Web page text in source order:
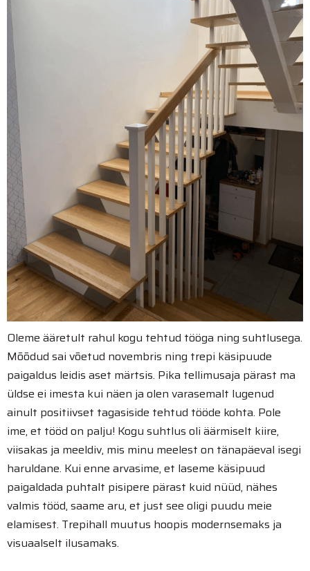
Oleme ääretult rahul kogu tehtud tööga ning suhtlusega.
Mõõdud sai võetud novembris ning trepi käsipuude
paigaldus leidis aset märtsis. Pika tellimusaja pärast ma
üldse ei imesta kui näen ja olen varasemalt lugenud
ainult positiivset tagasiside tehtud tööde kohta. Pole
ime, et tööd on palju! Kogu suhtlus oli äärmiselt kiire,
viisakas ja meeldiv, mis minu meelest on tänapäeval isegi
haruldane. Kui enne arvasime, et laseme käsipuud
paigaldada puhtalt pisipere pärast kuid nüüd, nähes
valmis tööd, saame aru, et just see oligi puudu meie
elamisest. Trepihall muutus hoopis modernsemaks ja
visuaalselt ilusamaks.